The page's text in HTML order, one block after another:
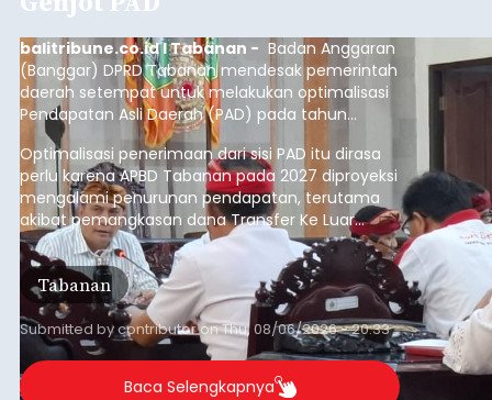
balitribune.co.id I Tabanan - Badan Anggaran
(Banggar) DPRD Tabanan mendesak pemerintah
daerah setempat untuk melakukan optimalisasi
Pendapatan Asli Daerah (PAD) pada tahun
anggaran 2027.
Optimalisasi penerimaan dari sisi PAD itu dirasa
perlu karena APBD Tabanan pada 2027 diproyeksi
mengalami penurunan pendapatan, terutama
akibat pemangkasan dana Transfer Ke Luar
Daerah (TKD) dari pemerintah pusat.
Tabanan
Submitted bycontributoronThu, 08/06/2026 - 20:33
Baca Selengkapnya